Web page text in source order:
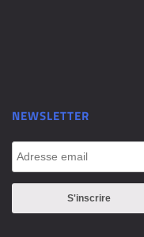
NEWSLETTER